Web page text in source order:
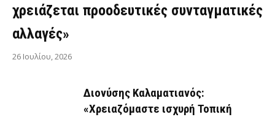
χρειάζεται προοδευτικές συνταγματικές
αλλαγές»
26 Ιουλίου, 2026
Διονύσης Καλαματιανός:
«Χρειαζόμαστε ισχυρή Τοπική